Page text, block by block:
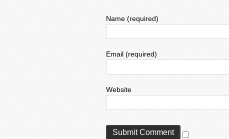
Name (required)
Email (required)
Website